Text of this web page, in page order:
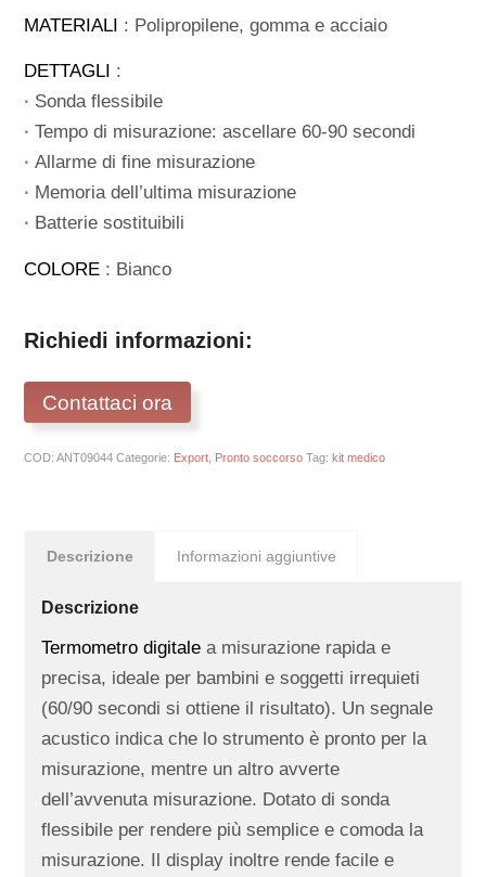
MATERIALI : Polipropilene, gomma e acciaio
DETTAGLI :
∙ Sonda flessibile
∙Tempo di misurazione: ascellare 60-90 secondi
∙Allarme di fine misurazione
∙ Memoria dell’ultima misurazione
∙ Batterie sostituibili
COLORE : Bianco
Richiedi informazioni:
Contattaci ora
COD:ANT09044 Categorie: Export, Pronto soccorso Tag: kit medico
Descrizione Informazioni aggiuntive
Descrizione
Termometro digitale a misurazione rapida e
precisa, ideale per bambini e soggetti irrequieti
(60/90 secondi si ottiene il risultato). Un segnale
acustico indica che lo strumento è pronto per la
misurazione, mentre un altro avverte
dell’avvenuta misurazione. Dotato di sonda
flessibile per rendere più semplice e comoda la
misurazione. Il display inoltre rende facile e